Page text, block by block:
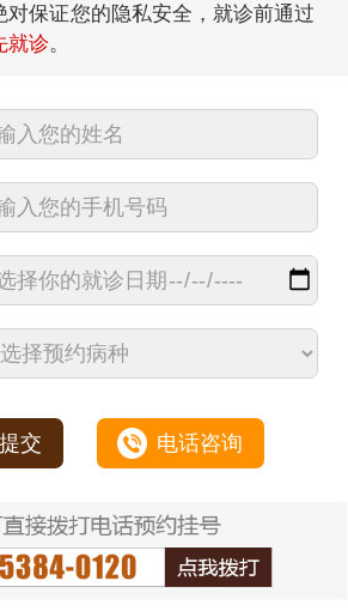
对保证您的隐私安全，就诊前通过
就诊。
交 电话咨询